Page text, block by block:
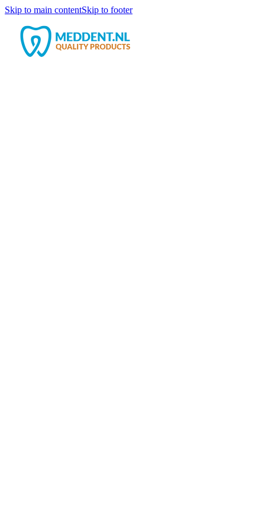
Skip to main contentSkip to footer